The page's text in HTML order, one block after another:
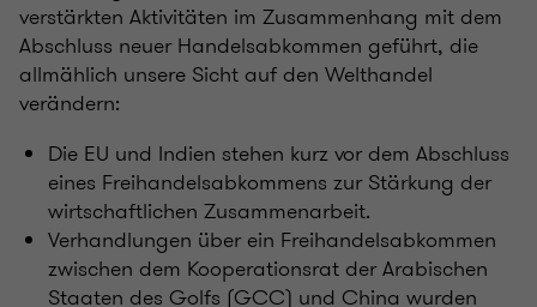
verstärkten Aktivitäten im Zusammenhang mit dem
Abschluss neuer Handelsabkommen geführt, die
allmählich unsere Sicht auf den Welthandel
verändern:
Die EU und Indien stehen kurz vor dem Abschluss
eines Freihandelsabkommens zur Stärkung der
wirtschaftlichen Zusammenarbeit.
Verhandlungen über ein Freihandelsabkommen
zwischen dem Kooperationsrat der Arabischen
Staaten des Golfs (GCC) und China wurden